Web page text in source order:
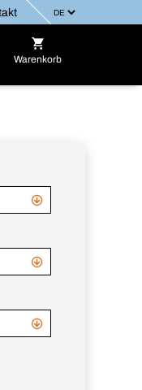
Warenkorb